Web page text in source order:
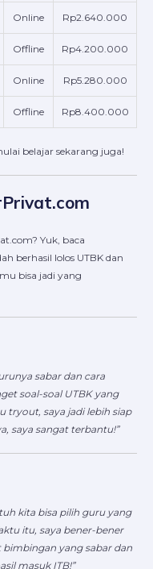
Online Rp2.640.000
Offline Rp4.200.000
Online Rp5.280.000
Offline Rp8.400.000
belajar sekarang juga!
Yuk, baca
berhasil lolos UTBK dan
bisa jadi yang
sabar dan cara
soal-soal UTBK yang
tryout, saya jadi lebih siap
saya sangat terbantu!”
kita bisa pilih guru yang
itu, saya bener-bener
yang sabar dan
masuk ITB!”